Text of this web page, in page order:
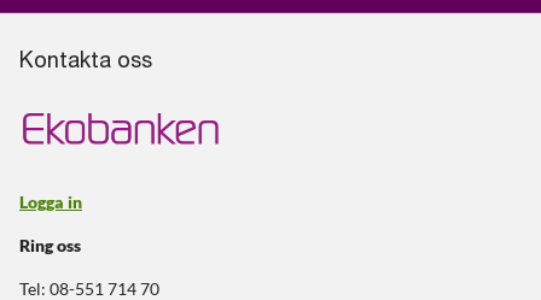
Kontakta oss
Logga in
Ring oss
Tel: 08-551 714 70